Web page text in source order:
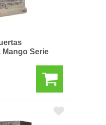
Mango Serie